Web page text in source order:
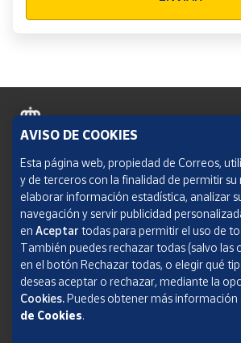
Política de cookies
Aviso legal
Condiciones del servicio
Política de Privacidad Web
Informe de transparencia
SOCIEDAD ESTATAL CORREOS Y TELÉGRAFOS, S.A.,
AVISO DE COOKIES
Esta página web, propiedad de Correos,
y de terceros con la finalidad de permitir su
elaborar información estadística, analizar
navegación y servir publicidad
en Aceptar todas para permitir el uso de
También puedes rechazar todas (salvo las
en el botón Rechazar todas, o elegir qué
deseas aceptar o rechazar, mediante la
Cookies.Puedes obtener más información
de Cookies.